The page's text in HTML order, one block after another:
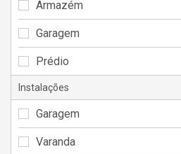
Armazém
Garagem
Prédio
Instalações
Garagem
Varanda